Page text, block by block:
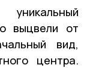
уникальный
выцвели от
вид,
центра.